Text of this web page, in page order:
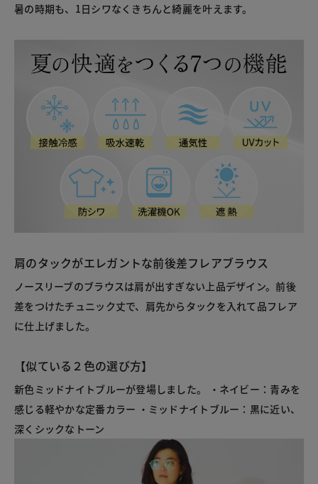
暑の時期も、1日シワなくきちんと綺麗を叶えます。
肩のタックがエレガントな前後差フレアブラウス
ノースリーブのブラウスは肩が出すぎない上品デザイン。前後
差をつけたチュニック丈で、肩先からタックを入れて品フレア
に仕上げました。
【似ている２色の選び方】
新色ミッドナイトブルーが登場しました。 ・ネイビー：青みを
感じる軽やかな定番カラー ・ミッドナイトブルー：黒に近い、
深くシックなトーン